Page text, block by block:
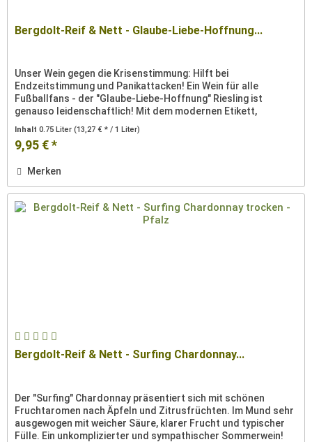
Bergdolt-Reif & Nett - Glaube-Liebe-Hoffnung...
Unser Wein gegen die Krisenstimmung: Hilft bei
Endzeitstimmung und Panikattacken! Ein Wein für alle
Fußballfans - der "Glaube-Liebe-Hoffnung" Riesling ist
genauso leidenschaftlich! Mit dem modernen Etikett,
gestaltet von einer...
Inhalt0.75 Liter(13,27 € * / 1 Liter)
9,95 € *
Merken
Bergdolt-Reif & Nett - Surfing Chardonnay...
Der "Surfing" Chardonnay präsentiert sich mit schönen
Fruchtaromen nach Äpfeln und Zitrusfrüchten. Im Mund sehr
ausgewogen mit weicher Säure, klarer Frucht und typischer
Fülle. Ein unkomplizierter und sympathischer Sommerwein!